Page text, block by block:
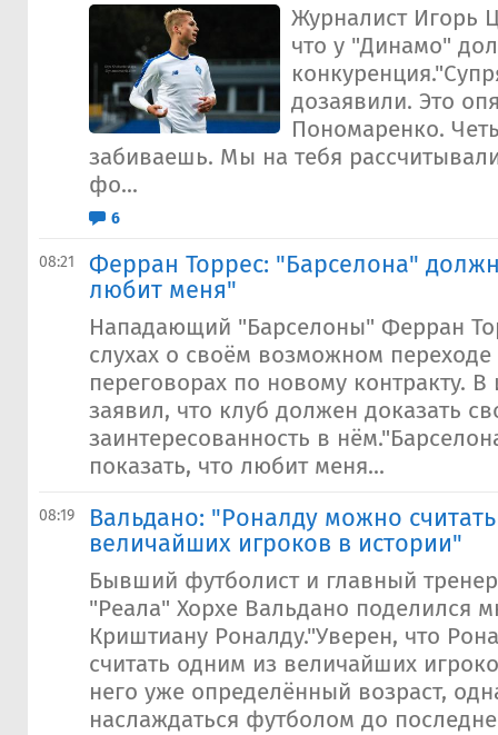
Журналист Игорь
что у "Динамо"
дозаявили. Это
Пономаренко.
забиваешь. Мы на тебя
фо...
6
08:21
Ферран Торрес: "Барселона"
любит меня"
Нападающий "Барселоны" Ферран
слухах о своём возможном
переговорах по новому контракту.
заявил, что клуб должен доказать
заинтересованность в
показать, что любит меня...
08:19
Вальдано: "Роналду можно
величайших игроков в истории"
Бывший футболист и главный
"Реала" Хорхе Вальдано поделился
Криштиану Роналду."Уверен, что
считать одним из величайших
него уже определённый возраст,
наслаждаться футболом до